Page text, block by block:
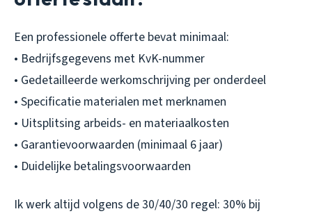
Een professionele offerte bevat minimaal:
• Bedrijfsgegevens met KvK-nummer
• Gedetailleerde werkomschrijving per onderdeel
• Specificatie materialen met merknamen
• Uitsplitsing arbeids- en materiaalkosten
• Garantievoorwaarden (minimaal 6 jaar)
• Duidelijke betalingsvoorwaarden
Ik werk altijd volgens de 30/40/30 regel: 30% bij